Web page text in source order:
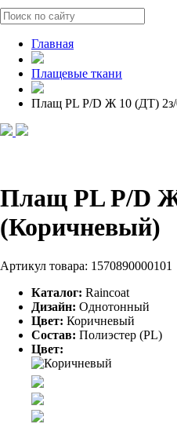
Главная
Плащевые ткани
Плащ PL P/D Ж 10 (ДТ)
Плащ PL P/D
(Коричневый)
Артикул товара: 1570890000101
Каталог: Raincoat
Дизайн: Однотонный
Цвет: Коричневый
Состав: Полиэстер (PL)
Цвет: